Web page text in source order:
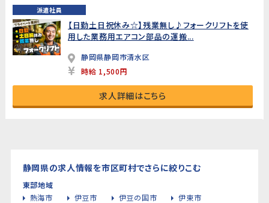
派遣社員
【日勤土日祝休み☆】残業無し♪フォークリフトを使
用した業務用エアコン部品の運搬...
静岡県静岡市清水区
時給 1,500円
求人詳細はこちら
静岡県の求人情報を市区町村でさらに絞りこむ
東部地域
熱海市
伊豆市 伊豆の国市
伊東市